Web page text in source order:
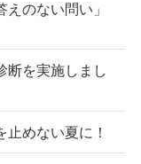
のない問い」
断を実施しまし
めない夏に！